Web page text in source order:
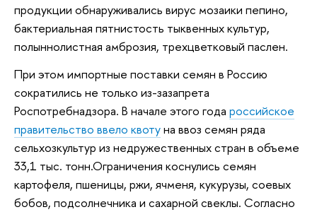
продукции обнаруживались вирус мозаики пепино,
бактериальная пятнистость тыквенных культур,
полыннолистная амброзия, трехцветковый паслен.
При этом импортные поставки семян в Россию
сократились не только из-зазапрета
Роспотребнадзора. В начале этого года российское
правительство ввело квотуна ввоз семян ряда
сельхозкультур из недружественных стран в объеме
33,1 тыс. тонн.Ограничения коснулись семян
картофеля, пшеницы, ржи, ячменя, кукурузы, соевых
бобов, подсолнечника и сахарной свеклы. Согласно